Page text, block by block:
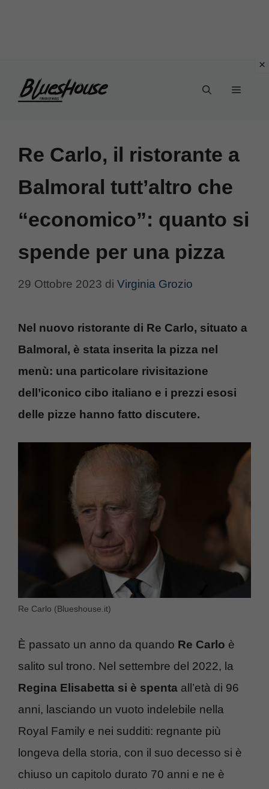
Menu
Re Carlo, il ristorante a
Balmoral tutt’altro che
“economico”: quanto si
spende per una pizza
29 Ottobre 2023 di Virginia Grozio
Nel nuovo ristorante di Re Carlo, situato a
Balmoral, è stata inserita la pizza nel
menù: una particolare rivisitazione
dell’iconico cibo italiano e i prezzi esosi
delle pizze hanno fatto discutere.
Re Carlo (Blueshouse.it)
È passato un anno da quando Re Carlo è
salito sul trono. Nel settembre del 2022, la
Regina Elisabetta si è spenta all’età di 96
anni, lasciando un vuoto indelebile nella
Royal Family e nei sudditi: regnante più
longeva della storia, con il suo decesso si è
chiuso un capitolo durato 70 anni e ne è